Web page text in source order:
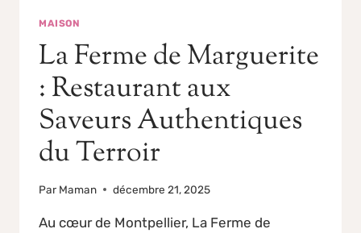
MAISON
La Ferme de Marguerite
: Restaurant aux
Saveurs Authentiques
du Terroir
Par Maman décembre 21, 2025
Au cœur de Montpellier, La Ferme de